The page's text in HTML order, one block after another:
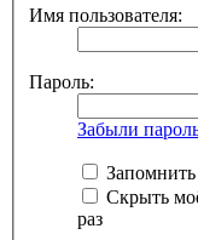
Имя пользователя:
Пароль:
Забыли
Скрыть
раз